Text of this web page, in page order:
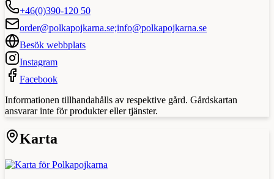
+46(0)390-120 50
order@polkapojkarna.se;info@polkapojkarna.se
Besök webbplats
Instagram
Facebook
Informationen tillhandahålls av respektive gård. Gårdskartan
ansvarar inte för produkter eller tjänster.
Karta